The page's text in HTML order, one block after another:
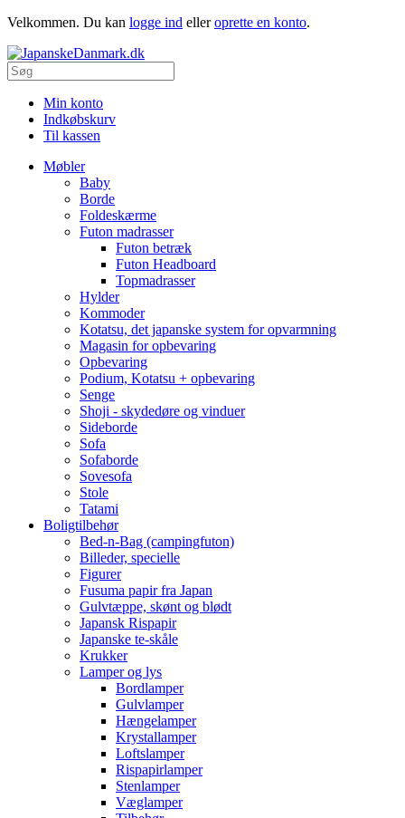
Velkommen. Du kan logge ind elleroprette en konto.
Min konto
Indkøbskurv
Til kassen
Møbler
Baby
Borde
Foldeskærme
Futon madrasser
Futon betræk
Futon Headboard
Topmadrasser
Hylder
Kommoder
Kotatsu, det japanske system for opvarmning
Magasin for opbevaring
Opbevaring
Podium, Kotatsu + opbevaring
Senge
Shoji - skydedøre og vinduer
Sideborde
Sofa
Sofaborde
Sovesofa
Stole
Tatami
Boligtilbehør
Bed-n-Bag (campingfuton)
Billeder, specielle
Figurer
Fusuma papir fra Japan
Gulvtæppe, skønt og blødt
Japansk Rispapir
Japanske te-skåle
Krukker
Lamper og lys
Bordlamper
Gulvlamper
Hængelamper
Krystallamper
Loftslamper
Rispapirlamper
Stenlamper
Væglamper